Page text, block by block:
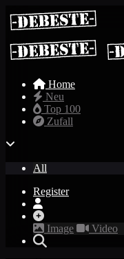
Home
Neu
Top 100
Zufall
All
Register
Image Video